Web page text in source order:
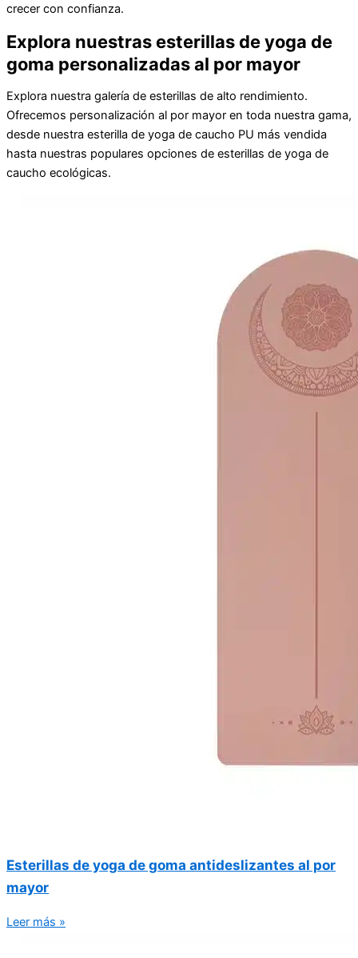
crecer con confianza.
Explora nuestras esterillas de yoga de
goma personalizadas al por mayor
Explora nuestra galería de esterillas de alto rendimiento.
Ofrecemos personalización al por mayor en toda nuestra gama,
desde nuestra esterilla de yoga de caucho PU más vendida
hasta nuestras populares opciones de esterillas de yoga de
caucho ecológicas.
Esterillas de yoga de goma antideslizantes al por
mayor
Leer más »